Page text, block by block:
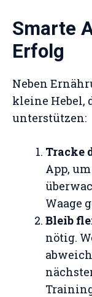
Smarte
Erfolg
Neben
kleine Hebel,
unterstützen:
Tracke
App,
Waage
Bleib
nötig.